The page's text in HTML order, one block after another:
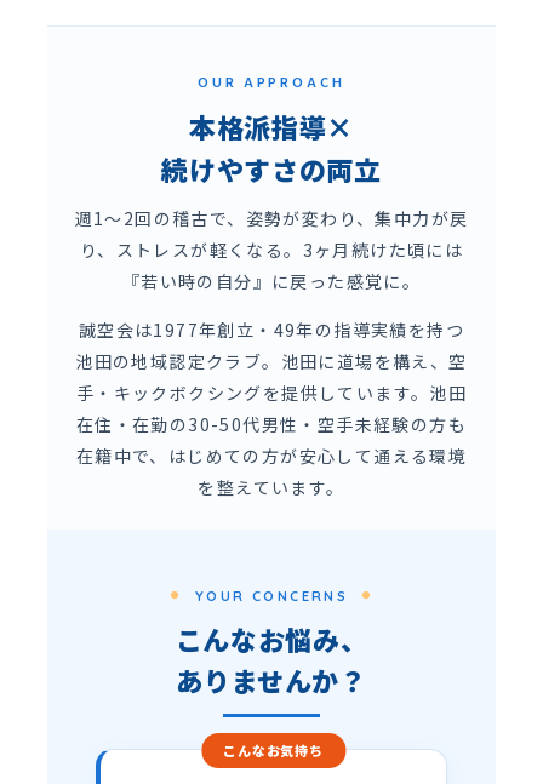
OUR APPROACH
本格派指導×
続けやすさの両立
週1〜2回の稽古で、姿勢が変わり、集中力が戻
り、ストレスが軽くなる。3ヶ月続けた頃には
『若い時の自分』に戻った感覚に。
誠空会は1977年創立・49年の指導実績を持つ
池田の地域認定クラブ。池田に道場を構え、空
手・キックボクシングを提供しています。池田
在住・在勤の30-50代男性・空手未経験の方も
在籍中で、はじめての方が安心して通える環境
を整えています。
YOUR CONCERNS
こんなお悩み、
ありませんか？